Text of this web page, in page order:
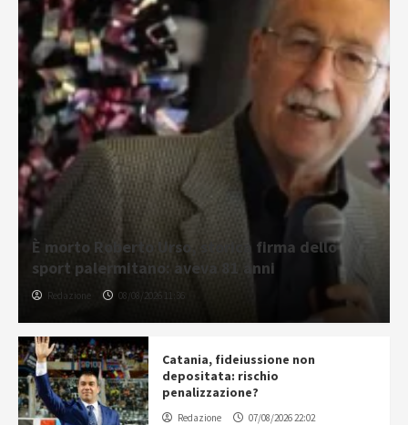
È morto Roberto Urso, storica firma dello
sport palermitano: aveva 81 anni
Redazione 08/08/2026 11:36
Catania, fideiussione non
depositata: rischio
penalizzazione?
Redazione 07/08/2026 22:02